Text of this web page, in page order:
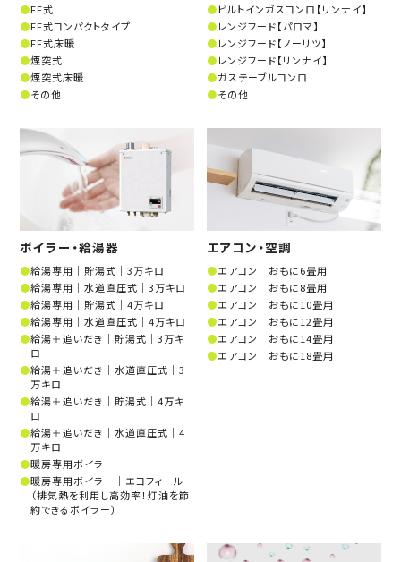
FF式
FF式コンパクトタイプ
FF式床暖
煙突式
煙突式床暖
その他
ビルトインガスコンロ【リンナイ】
レンジフード【パロマ】
レンジフード【ノーリツ】
レンジフード【リンナイ】
ガステーブルコンロ
その他
ボイラー・給湯器
給湯専用│貯湯式│3万キロ
給湯専用│水道直圧式│3万キロ
給湯専用│貯湯式│4万キロ
給湯専用│水道直圧式│4万キロ
給湯＋追いだき│貯湯式│3万キ
ロ
給湯＋追いだき│水道直圧式│3
万キロ
給湯＋追いだき│貯湯式│4万キ
ロ
給湯＋追いだき│水道直圧式│4
万キロ
暖房専用ボイラー
暖房専用ボイラー│エコフィール
（排気熱を利用し高効率！灯油を節
約できるボイラー）
エアコン・空調
エアコン おもに6畳用
エアコン おもに8畳用
エアコン おもに10畳用
エアコン おもに12畳用
エアコン おもに14畳用
エアコン おもに18畳用